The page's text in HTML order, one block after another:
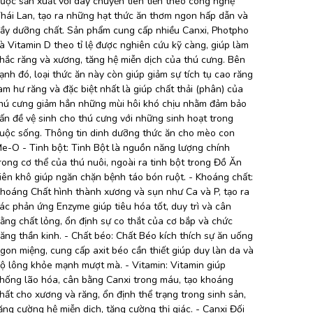
Lan, tạo ra những hạt thức ăn thơm ngon hấp dẫn và
dưỡng chất. Sản phẩm cung cấp nhiều Canxi, Photpho
Vitamin D theo tỉ lệ được nghiên cứu kỹ càng, giúp làm
răng và xương, tăng hệ miễn dịch của thú cưng. Bên
đó, loại thức ăn này còn giúp giảm sự tích tụ cao răng
hư răng và đặc biệt nhất là giúp chất thải (phân) của
cưng giảm hẳn những mùi hôi khó chịu nhằm đảm bảo
đề vệ sinh cho thú cưng với những sinh hoạt trong
sống. Thông tin dinh dưỡng thức ăn cho mèo con
O - Tinh bột: Tinh Bột là nguồn năng lượng chính
cơ thể của thú nuôi, ngoài ra tinh bột trong Đồ Ăn
khô giúp ngăn chặn bệnh táo bón ruột. - Khoáng chất:
Chất hình thành xương và sụn như Ca và P, tạo ra
phản ứng Enzyme giúp tiêu hóa tốt, duy trì và cân
chất lỏng, ổn định sự co thắt của cơ bắp và chức
thần kinh. - Chất béo: Chất Béo kích thích sự ăn uống
miệng, cung cấp axit béo cần thiết giúp duy làn da và
lông khỏe mạnh mượt mà. - Vitamin: Vitamin giúp
lão hóa, cân bằng Canxi trong máu, tạo khoáng
cho xương và răng, ổn định thể trạng trong sinh sản,
cường hệ miễn dịch, tăng cường thị giác. - Canxi Đối